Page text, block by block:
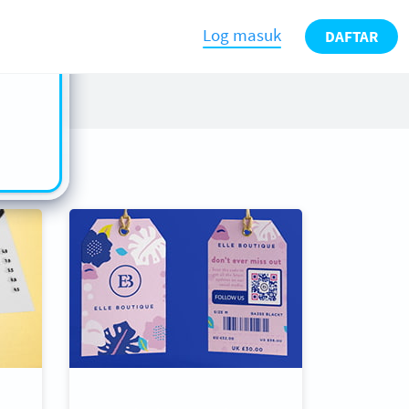
Log masuk DAFTAR